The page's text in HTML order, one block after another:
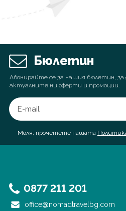
Бюлетин
Абонирайте се за нашия бюлетин, за
актуалните ни оферти и промоции.
Моля, прочетете нашата
0877 211 201
office@nomadtravelbg.com